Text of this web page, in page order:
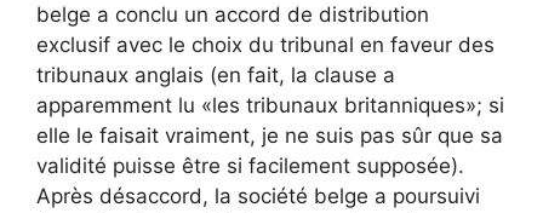
belge a conclu un accord de distribution
exclusif avec le choix du tribunal en faveur des
tribunaux anglais (en fait, la clause a
apparemment lu «les tribunaux britanniques»; si
elle le faisait vraiment, je ne suis pas sûr que sa
validité puisse être si facilement supposée).
Après désaccord, la société belge a poursuivi